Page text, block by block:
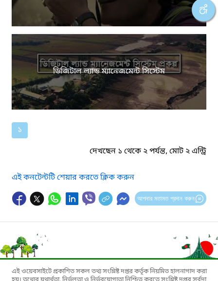
ডিজিটাল ল্যান্ড ম্যানেজমেন্ট সিস্টেম
১
দেখছেন ১ থেকে ২ পর্যন্ত, মোট ২ এন্ট্রি
এই কনটেন্টটি শেয়ার করতে ক্লিক করুন
আপনার মতামত প্রদান করুন
এই ওয়েবসাইটে প্রকাশিত সকল তথ্য সংশ্লিষ্ট দপ্তর কর্তৃক নিয়মিত হালনাগাদ করা